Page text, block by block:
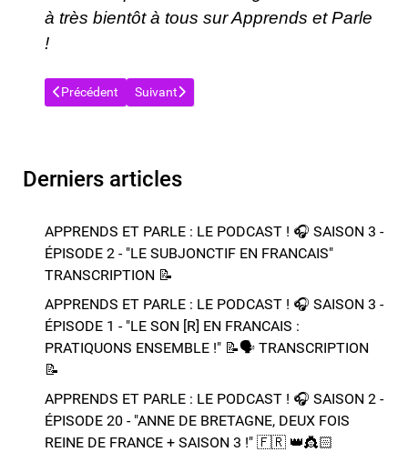
à très bientôt à tous sur Apprends et Parle
!
Article précédent : APPRENDS ET PARLE : LE PODCAST ! 🎧
Précédent Article suivant : APPRENDS ET PARLE : LE
Suivant
Derniers articles
APPRENDS ET PARLE : LE PODCAST ! 🎧 SAISON 3 -
ÉPISODE 2 - "LE SUBJONCTIF EN FRANCAIS" ​​​​
TRANSCRIPTION 📝​
APPRENDS ET PARLE : LE PODCAST ! 🎧 SAISON 3 -
ÉPISODE 1 - "LE SON [R] EN FRANCAIS :
PRATIQUONS ENSEMBLE !" 📝​🗣️​​​​ TRANSCRIPTION
📝​
APPRENDS ET PARLE : LE PODCAST ! 🎧 SAISON 2 -
ÉPISODE 20 - "ANNE DE BRETAGNE, DEUX FOIS
REINE DE FRANCE + SAISON 3 !"​ 🇫🇷 👑​👸🏻​​